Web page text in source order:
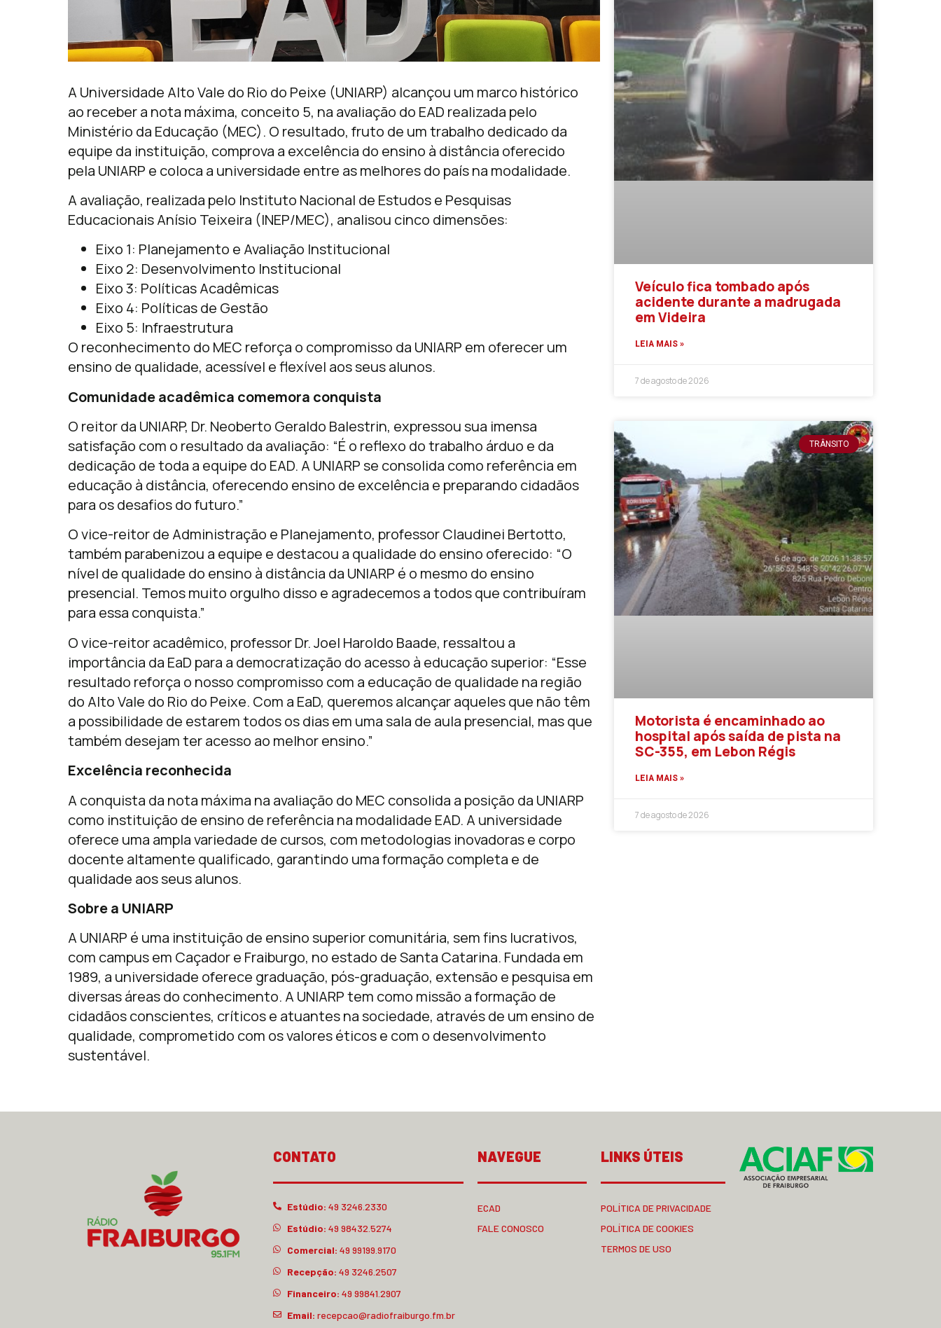
A Universidade Alto Vale do Rio do Peixe (UNIARP) alcançou um marco histórico
ao receber a nota máxima, conceito 5, na avaliação do EAD realizada pelo
Ministério da Educação (MEC). O resultado, fruto de um trabalho dedicado da
equipe da instituição, comprova a excelência do ensino à distância oferecido
pela UNIARP e coloca a universidade entre as melhores do país na modalidade.
A avaliação, realizada pelo Instituto Nacional de Estudos e Pesquisas
Educacionais Anísio Teixeira (INEP/MEC), analisou cinco dimensões:
Eixo 1: Planejamento e Avaliação Institucional
Eixo 2: Desenvolvimento Institucional
Eixo 3: Políticas Acadêmicas
Eixo 4: Políticas de Gestão
Eixo 5: Infraestrutura
O reconhecimento do MEC reforça o compromisso da UNIARP em oferecer um
ensino de qualidade, acessível e flexível aos seus alunos.
Comunidade acadêmica comemora conquista
O reitor da UNIARP, Dr. Neoberto Geraldo Balestrin, expressou sua imensa
satisfação com o resultado da avaliação: “É o reflexo do trabalho árduo e da
dedicação de toda a equipe do EAD. A UNIARP se consolida como referência em
educação à distância, oferecendo ensino de excelência e preparando cidadãos
para os desafios do futuro.”
O vice-reitor de Administração e Planejamento, professor Claudinei Bertotto,
também parabenizou a equipe e destacou a qualidade do ensino oferecido: “O
nível de qualidade do ensino à distância da UNIARP é o mesmo do ensino
presencial. Temos muito orgulho disso e agradecemos a todos que contribuíram
para essa conquista.”
O vice-reitor acadêmico, professor Dr. Joel Haroldo Baade, ressaltou a
importância da EaD para a democratização do acesso à educação superior: “Esse
resultado reforça o nosso compromisso com a educação de qualidade na região
do Alto Vale do Rio do Peixe. Com a EaD, queremos alcançar aqueles que não têm
a possibilidade de estarem todos os dias em uma sala de aula presencial, mas que
também desejam ter acesso ao melhor ensino.”
Excelência reconhecida
A conquista da nota máxima na avaliação do MEC consolida a posição da UNIARP
como instituição de ensino de referência na modalidade EAD. A universidade
oferece uma ampla variedade de cursos, com metodologias inovadoras e corpo
docente altamente qualificado, garantindo uma formação completa e de
qualidade aos seus alunos.
Sobre a UNIARP
A UNIARP é uma instituição de ensino superior comunitária, sem fins lucrativos,
com campus em Caçador e Fraiburgo, no estado de Santa Catarina. Fundada em
1989, a universidade oferece graduação, pós-graduação, extensão e pesquisa em
diversas áreas do conhecimento. A UNIARP tem como missão a formação de
cidadãos conscientes, críticos e atuantes na sociedade, através de um ensino de
qualidade, comprometido com os valores éticos e com o desenvolvimento
sustentável.
Veículo fica tombado após
acidente durante a madrugada
em Videira
LEIA MAIS »
7 de agosto de 2026
TRÂNSITO
Motorista é encaminhado ao
hospital após saída de pista na
SC-355, em Lebon Régis
LEIA MAIS »
7 de agosto de 2026
CONTATO
Estúdio: 49 3246.2330
Estúdio: 49 98432.5274
Comercial: 49 99199.9170
Recepção: 49 3246.2507
Financeiro: 49 99841.2907
Email: recepcao@radiofraiburgo.fm.br
NAVEGUE
ECAD
FALE CONOSCO
LINKS ÚTEIS
POLÍTICA DE PRIVACIDADE
POLÍTICA DE COOKIES
TERMOS DE USO